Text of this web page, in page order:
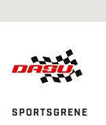
SPORTSGRENE